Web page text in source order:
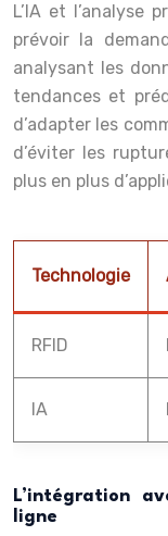
L’IA et l’analyse
prévoir la
analysant les
tendances et
d’adapter les
d’éviter les
plus en plus
Technologie
RFID
IA
L’intégration
ligne